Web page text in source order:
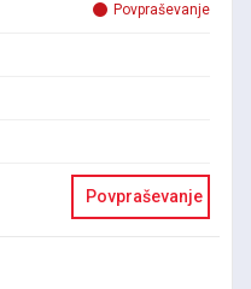
Povpraševanje
Povpraševanje